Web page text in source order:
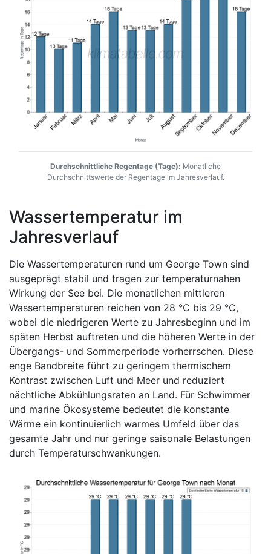
Durchschnittliche Regentage (Tage): Monatliche
Durchschnittswerte der Regentage im Jahresverlauf.
Wassertemperatur im
Jahresverlauf
Die Wassertemperaturen rund um George Town sind
ausgeprägt stabil und tragen zur temperaturnahen
Wirkung der See bei. Die monatlichen mittleren
Wassertemperaturen reichen von 28 °C bis 29 °C,
wobei die niedrigeren Werte zu Jahresbeginn und im
späten Herbst auftreten und die höheren Werte in der
Übergangs- und Sommerperiode vorherrschen. Diese
enge Bandbreite führt zu geringem thermischem
Kontrast zwischen Luft und Meer und reduziert
nächtliche Abkühlungsraten an Land. Für Schwimmer
und marine Ökosysteme bedeutet die konstante
Wärme ein kontinuierlich warmes Umfeld über das
gesamte Jahr und nur geringe saisonale Belastungen
durch Temperaturschwankungen.